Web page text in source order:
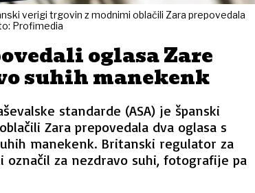
verigi trgovin z modnimi oblačili Zara prepovedala
Profimedia
oglasa Zare
suhih manekenk
standarde (ASA) je španski
Zara prepovedala dva oglasa s
manekenk. Britanski regulator za
označil za nezdravo suhi, fotografije pa